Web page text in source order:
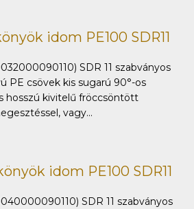
idom PE100 SDR11
SDR 11 szabványos
PE csövek kis sugarú 90°-os
hosszú kivitelű fröccsöntött
vagy...
idom PE100 SDR11
SDR 11 szabványos